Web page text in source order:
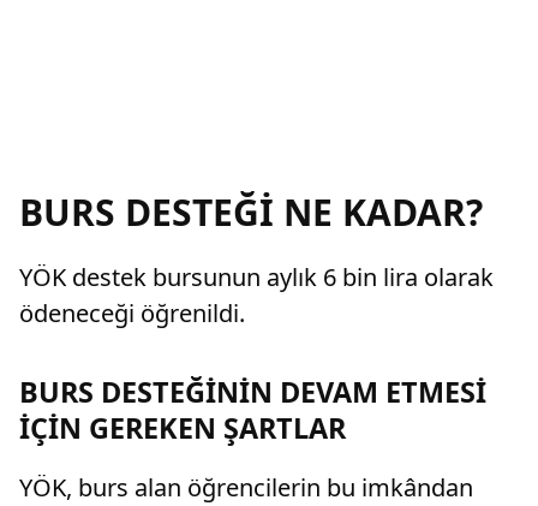
BURS DESTEĞİ NE KADAR?
YÖK destek bursunun aylık 6 bin lira olarak
ödeneceği öğrenildi.
BURS DESTEĞİNİN DEVAM ETMESİ
İÇİN GEREKEN ŞARTLAR
YÖK, burs alan öğrencilerin bu imkândan